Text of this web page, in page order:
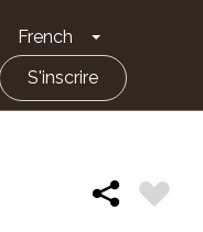
French Toggle
S'inscrire